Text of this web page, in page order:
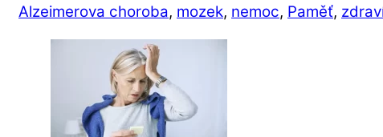
Alzeimerova choroba, mozek, nemoc, Paměť,